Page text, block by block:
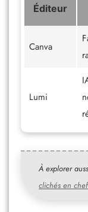
Éditeur
Canva
Lumi
À explorer
clichés en